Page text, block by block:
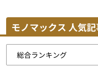
モノマックス 人気